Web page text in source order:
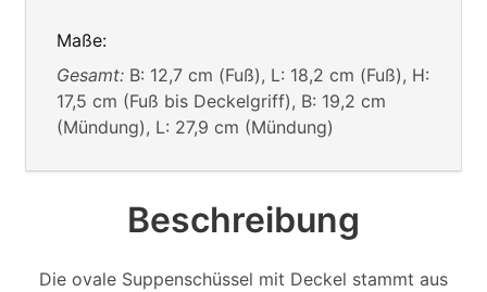
Maße:
Gesamt: B: 12,7 cm (Fuß), L: 18,2 cm (Fuß), H:
17,5 cm (Fuß bis Deckelgriff), B: 19,2 cm
(Mündung), L: 27,9 cm (Mündung)
Beschreibung
Die ovale Suppenschüssel mit Deckel stammt aus